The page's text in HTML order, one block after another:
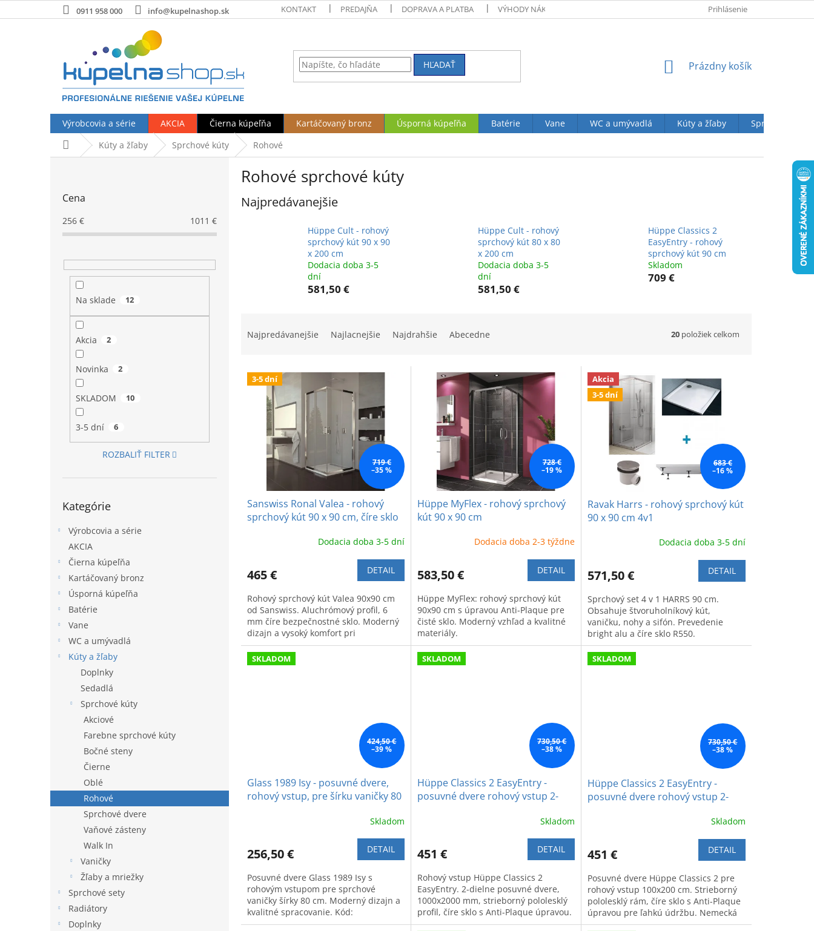
na
0911 958 000 info@kupelnashop.sk KONTAKT PREDAJŇA DOPRAVA A PLATBA VÝHODY NÁKUPU U NÁS OBCHODNÉ PODMIENKY (VOP)Prihlásenie
HĽADAŤ
NÁKUPNÝ
Prázdny košík
Výrobcovia a série AKCIA Čierna kúpeľňa Kartáčovaný bronz Úsporná kúpeľňa Batérie Vane WC a umývadlá Kúty a žľaby
Sprchové sety
DomovKúty a žľaby Sprchové kúty Rohové
Cena
256 € 1011 €
Na sklade 12
Akcia 2
Novinka 2
SKLADOM 10
3-5 dní 6
ROZBALIŤ FILTER
kategórie
Kategórie
Výrobcovia a série
AKCIA
Čierna kúpeľňa
Kartáčovaný bronz
Úsporná kúpeľňa
Batérie
Vane
WC a umývadlá
Kúty a žľaby
Doplnky
Sedadlá
Sprchové kúty
Akciové
Farebne sprchové kúty
Bočné steny
Čierne
Oblé
Rohové
Sprchové dvere
Vaňové zásteny
Walk In
Vaničky
Žľaby a mriežky
Sprchové sety
Radiátory
Doplnky
Rohové sprchové kúty
Najpredávanejšie
Hüppe Cult - rohový
sprchový kút 90 x 90
x 200 cm
Dodacia doba 3-5
dní
581,50 €
Hüppe Cult - rohový
sprchový kút 80 x 80
x 200 cm
Dodacia doba 3-5
dní
581,50 €
Hüppe Classics 2
EasyEntry - rohový
sprchový kút 90 cm
Skladom
709 €
n
o
Najpredávanejšie Najlacnejšie Najdrahšie Abecedne 20 položiek celkom
V 3-5 dní
719 €
–35 %
Sanswiss Ronal Valea - rohový
sprchový kút 90 x 90 cm, číre sklo
Dodacia doba 3-5 dní
465 € DETAIL
Rohový sprchový kút Valea 90x90 cm
od Sanswiss. Aluchrómový profil, 6
mm číre bezpečnostné sklo. Moderný
dizajn a vysoký komfort pri
sprchovaní.
728 €
–19 %
Hüppe MyFlex - rohový sprchový
kút 90 x 90 cm
Dodacia doba 2-3 týždne
583,50 € DETAIL
Hüppe MyFlex: rohový sprchový kút
90x90 cm s úpravou Anti-Plaque pre
čisté sklo. Moderný vzhľad a kvalitné
materiály.
Akcia
3-5 dní
683 €
–16 %
Ravak Harrs - rohový sprchový kút
90 x 90 cm 4v1
Dodacia doba 3-5 dní
571,50 € DETAIL
Sprchový set 4 v 1 HARRS 90 cm.
Obsahuje štvoruholníkový kút,
vaničku, nohy a sifón. Prevedenie
bright alu a číre sklo R550.
SKLADOM
424,50 €
–39 %
Glass 1989 Isy - posuvné dvere,
rohový vstup, pre šírku vaničky 80
Skladom
256,50 € DETAIL
Posuvné dvere Glass 1989 Isy s
rohovým vstupom pre sprchové
vaničky šírky 80 cm. Moderný dizajn a
kvalitné spracovanie. Kód:
GEX0003T500.
SKLADOM
730,50 €
–38 %
Hüppe Classics 2 EasyEntry -
posuvné dvere rohový vstup 2-
Skladom
451 € DETAIL
Rohový vstup Hüppe Classics 2
EasyEntry. 2-dielne posuvné dvere,
1000x2000 mm, strieborný pololesklý
profil, číre sklo s Anti-Plaque úpravou.
SKLADOM
730,50 €
–38 %
Hüppe Classics 2 EasyEntry -
posuvné dvere rohový vstup 2-
Skladom
451 € DETAIL
Posuvné dvere Hüppe Classics 2 pre
rohový vstup 100x200 cm. Strieborný
pololesklý rám, číre sklo s Anti-Plaque
úpravou pre ľahkú údržbu. Nemecká
kvalita.